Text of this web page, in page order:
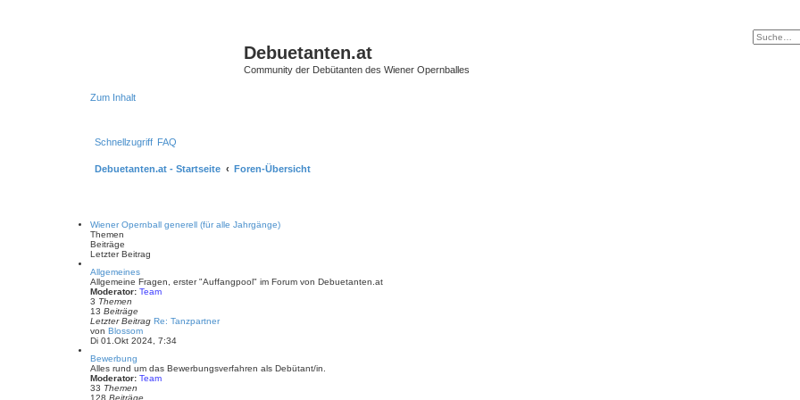
Debuetanten.at
Community der Debütanten des Wiener Opernballes
Zum Inhalt
Schnellzugriff FAQ
Debuetanten.at - Startseite Foren-Übersicht
Wiener Opernball generell (für alle Jahrgänge)
Themen
Beiträge
Letzter Beitrag
Allgemeines
Allgemeine Fragen, erster "Auffangpool" im Forum von Debuetanten.at
Moderator: Team
3 Themen
13 Beiträge
Letzter Beitrag Re: Tanzpartner
von BlossomN
e
s
t
Di 01.Okt 2024, 7:34
Bewerbung
Alles rund um das Bewerbungsverfahren als Debütant/in.
Moderator: Team
33 Themen
128 Beiträge